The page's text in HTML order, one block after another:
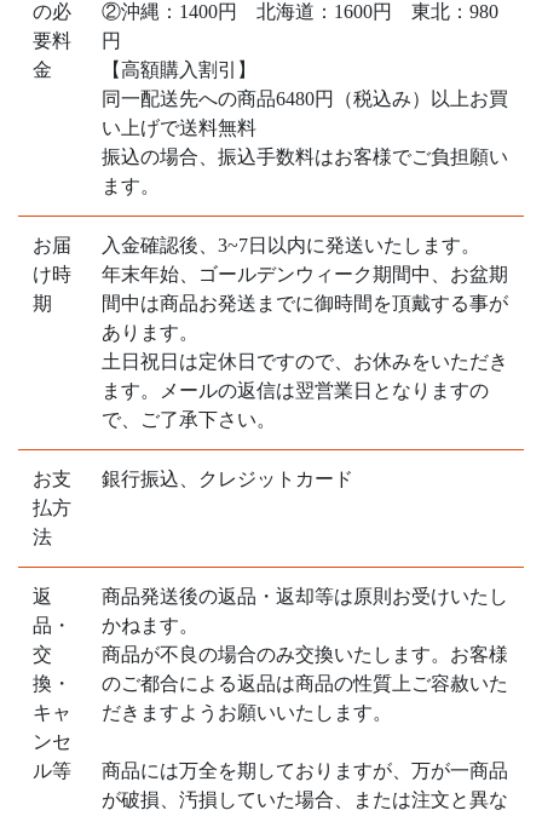
の必
要料
金
②沖縄：1400円 北海道：1600円 東北：980
円
【高額購入割引】
同一配送先への商品6480円（税込み）以上お買
い上げで送料無料
振込の場合、振込手数料はお客様でご負担願い
ます。
お届
け時
期
入金確認後、3~7日以内に発送いたします。
年末年始、ゴールデンウィーク期間中、お盆期
間中は商品お発送までに御時間を頂戴する事が
あります。
土日祝日は定休日ですので、お休みをいただき
ます。メールの返信は翌営業日となりますの
で、ご了承下さい。
お支
払方
法
銀行振込、クレジットカード
返
品・
交
換・
キャ
ンセ
ル等
商品発送後の返品・返却等は原則お受けいたし
かねます。
商品が不良の場合のみ交換いたします。お客様
のご都合による返品は商品の性質上ご容赦いた
だきますようお願いいたします。
商品には万全を期しておりますが、万が一商品
が破損、汚損していた場合、または注文と異な